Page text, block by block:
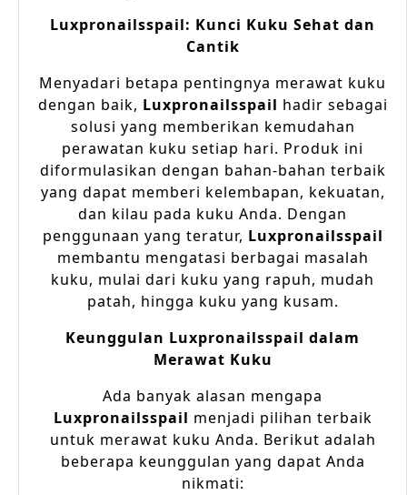
Luxpronailsspail: Kunci Kuku Sehat dan
Cantik
Menyadari betapa pentingnya merawat kuku
dengan baik, Luxpronailsspail hadir sebagai
solusi yang memberikan kemudahan
perawatan kuku setiap hari. Produk ini
diformulasikan dengan bahan-bahan terbaik
yang dapat memberi kelembapan, kekuatan,
dan kilau pada kuku Anda. Dengan
penggunaan yang teratur, Luxpronailsspail
membantu mengatasi berbagai masalah
kuku, mulai dari kuku yang rapuh, mudah
patah, hingga kuku yang kusam.
Keunggulan Luxpronailsspail dalam
Merawat Kuku
Ada banyak alasan mengapa
Luxpronailsspail menjadi pilihan terbaik
untuk merawat kuku Anda. Berikut adalah
beberapa keunggulan yang dapat Anda
nikmati: